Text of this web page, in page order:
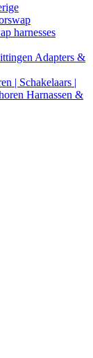
harnesses
Adapters &
| Schakelaars |
Harnassen &